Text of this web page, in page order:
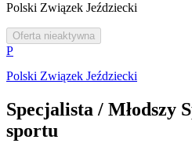
Polski Związek Jeździecki
Oferta nieaktywna
P
Polski Związek Jeździecki
Specjalista / Młodszy
sportu